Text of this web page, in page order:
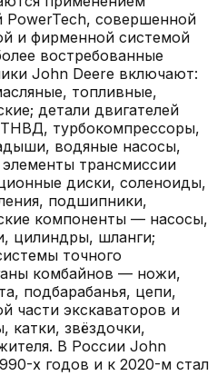
PowerTech, совершенной
и фирменной системой
востребованные
John Deere включают:
топливные,
детали двигателей
турбокомпрессоры,
водяные насосы,
трансмиссии
диски, соленоиды,
подшипники,
компоненты — насосы,
цилиндры, шланги;
точного
комбайнов — ножи,
подбарабанья, цепи,
части экскаваторов и
катки, звёздочки,
В России John
х годов и к 2020-м стал